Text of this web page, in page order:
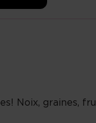
Noix, graines,